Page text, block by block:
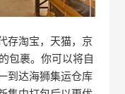
存淘宝，天猫，京
包裹。你可以将自
到达海狮集运仓库